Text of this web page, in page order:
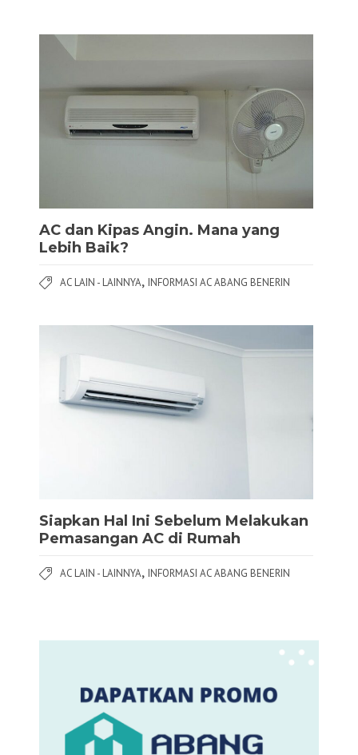
AC dan Kipas Angin. Mana yang
Lebih Baik?
AC LAIN - LAINNYA, INFORMASI AC ABANG BENERIN
Siapkan Hal Ini Sebelum Melakukan
Pemasangan AC di Rumah
AC LAIN - LAINNYA, INFORMASI AC ABANG BENERIN